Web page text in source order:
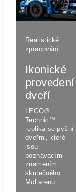
Realistické
zpracování
Ikonické
provedení
dveří
LEGO®
Technic™
replika se pyšní
dveřmi, které
jsou
poznávacím
znamením
skutečného
McLarenu.